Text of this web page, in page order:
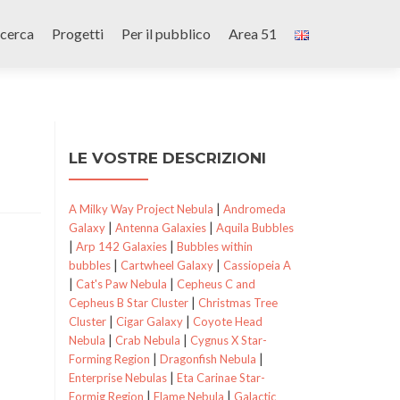
Progetti Per il pubblico Area 51
LE VOSTRE DESCRIZIONI
A Milky Way Project Nebula | Andromeda
Galaxy | Antenna Galaxies | Aquila Bubbles
| Arp 142 Galaxies | Bubbles within
bubbles | Cartwheel Galaxy | Cassiopeia A
| Cat's Paw Nebula | Cepheus C and
Cepheus B Star Cluster | Christmas Tree
Cluster | Cigar Galaxy | Coyote Head
Nebula | Crab Nebula | Cygnus X Star-
Forming Region | Dragonfish Nebula |
Enterprise Nebulas | Eta Carinae Star-
Formig Region | Flame Nebula | Galactic